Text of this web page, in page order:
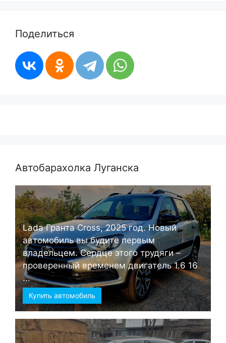
Поделиться
Автобарахолка Луганска
Lada Гранта Cross, 2025 год. Новый
автомобиль вы будите первым
владельцем. Сердце этого трудяги –
проверенный временем двигатель 1.6 16
...
Купить автомобиль